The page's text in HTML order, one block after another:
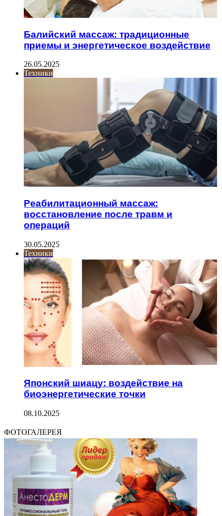
Балийский массаж: традиционные
приемы и энергетическое воздействие
26.05.2025
Техники
Реабилитационный массаж:
восстановление после травм и
операций
30.05.2025
Техники
Японский шиацу: воздействие на
биоэнергетические точки
08.10.2025
ФОТОГАЛЕРЕЯ